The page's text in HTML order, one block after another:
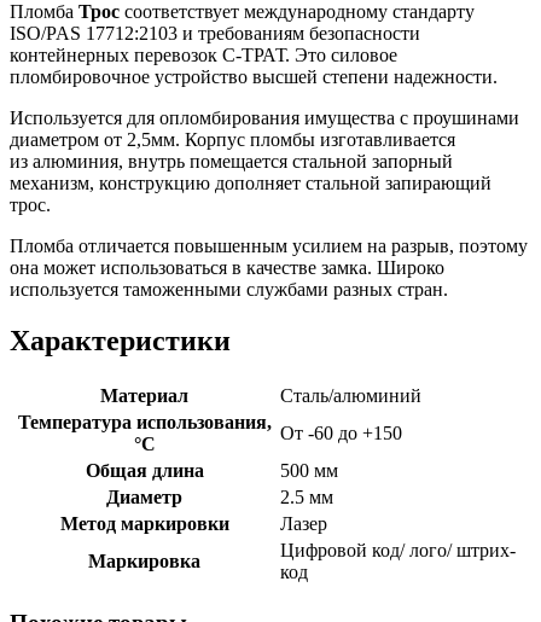
Пломба Трос соответствует международному стандарту
ISO/PAS 17712:2103 и требованиям безопасности
контейнерных перевозок С-ТРАТ. Это силовое
пломбировочное устройство высшей степени надежности.
Используется для опломбирования имущества с проушинами
диаметром от 2,5мм. Корпус пломбы изготавливается
из алюминия, внутрь помещается стальной запорный
механизм, конструкцию дополняет стальной запирающий
трос.
Пломба отличается повышенным усилием на разрыв, поэтому
она может использоваться в качестве замка. Широко
используется таможенными службами разных стран.
Характеристики
Материал
Сталь/алюминий
Температура использования,
°C
От -60 до +150
Общая длина
500 мм
Диаметр
2.5 мм
Метод маркировки
Лазер
Маркировка
Цифровой код/ лого/ штрих-
код